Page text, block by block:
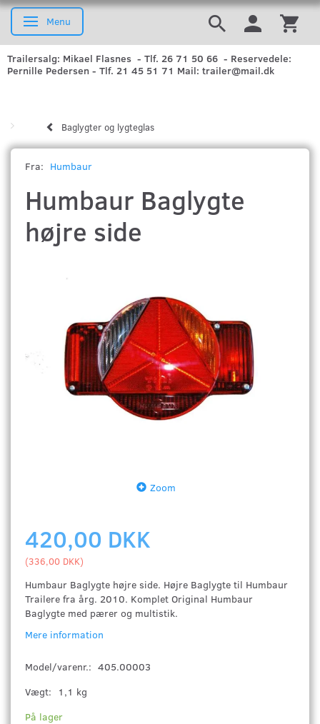
Skifte navigation
Menu
Trailersalg: Mikael Flasnes - Tlf. 26 71 50 66 - Reservedele:
Pernille Pedersen - Tlf. 21 45 51 71 Mail: trailer@mail.dk
Baglygter og lygteglas
Fra: Humbaur
Humbaur Baglygte
højre side
Zoom
420,00 DKK
(336,00 DKK)
Humbaur Baglygte højre side. Højre Baglygte til Humbaur
Trailere fra årg. 2010. Komplet Original Humbaur
Baglygte med pærer og multistik.
Mere information
Model/varenr.: 405.00003
Vægt:
1,1 kg
På lager